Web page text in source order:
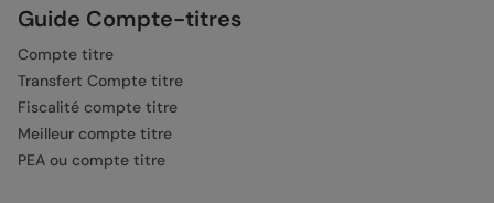
Guide Compte-titres
Compte titre
Transfert Compte titre
Fiscalité compte titre
Meilleur compte titre
PEA ou compte titre